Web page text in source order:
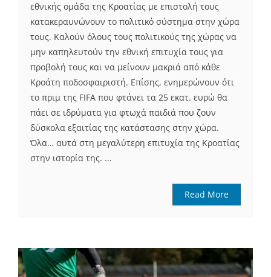
εθνικής ομάδα της Κροατίας με επιστολή τους
κατακεραυνώνουν το πολιτικό σύστημα στην χώρα
τους. Καλούν όλους τους πολιτικούς της χώρας να
μην καπηλευτούν την εθνική επιτυχία τους για
προβολή τους και να μείνουν μακριά από κάθε
Κροάτη ποδοσφαιριστή. Επίσης, ενημερώνουν ότι
το πριμ της FIFA που φτάνει τα 25 εκατ. ευρώ θα
πάει σε ιδρύματα για φτωχά παιδιά που ζουν
δύσκολα εξαιτίας της κατάστασης στην χώρα.
Όλα… αυτά στη μεγαλύτερη επιτυχία της Κροατίας
στην ιστορία της. ...
Read More